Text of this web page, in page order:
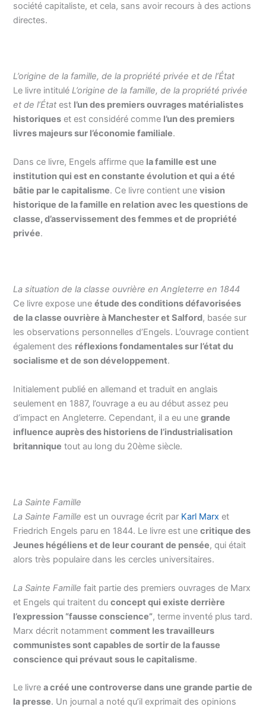
société capitaliste, et cela, sans avoir recours à des actions
directes.
L’origine de la famille, de la propriété privée et de l’État
Le livre intituléL’origine de la famille, de la propriété privée
et de l’État est l’un des premiers ouvrages matérialistes
historiques et est considéré comme l’un des premiers
livres majeurs sur l’économie familiale.
Dans ce livre, Engels affirme que la famille est une
institution qui est en constante évolution et qui a été
bâtie par le capitalisme. Ce livre contient unevision
historique de la famille en relation avec les questions de
classe, d’asservissement des femmes et de propriété
privée.
La situation de la classe ouvrière en Angleterre en 1844
Ce livre expose uneétude des conditions défavorisées
de la classe ouvrière à Manchester et Salford, basée sur
les observations personnelles d’Engels. L’ouvrage contient
également des réflexions fondamentales sur l’état du
socialisme et de son développement.
Initialement publié en allemand et traduit en anglais
seulement en 1887, l’ouvrage a eu au début assez peu
d’impact en Angleterre. Cependant, il a eu unegrande
influence auprès des historiens de l’industrialisation
britannique tout au long du 20ème siècle.
La Sainte Famille
La Sainte Famille est un ouvrage écrit par Karl Marx et
Friedrich Engels paru en 1844. Le livre est unecritique des
Jeunes hégéliens et de leur courant de pensée, qui était
alors très populaire dans les cercles universitaires.
La Sainte Famille fait partie des premiers ouvrages de Marx
et Engels qui traitent duconcept qui existe derrière
l’expression “fausse conscience”, terme inventé plus tard.
Marx décrit notammentcomment les travailleurs
communistes sont capables de sortir de la fausse
conscience qui prévaut sous le capitalisme.
Le livrea créé une controverse dans une grande partie de
la presse. Un journal a noté qu’il exprimait des opinions